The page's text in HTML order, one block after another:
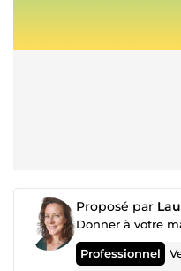
Proposé par
Professionnel